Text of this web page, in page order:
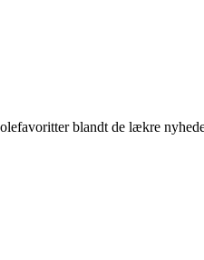
blandt de lækre